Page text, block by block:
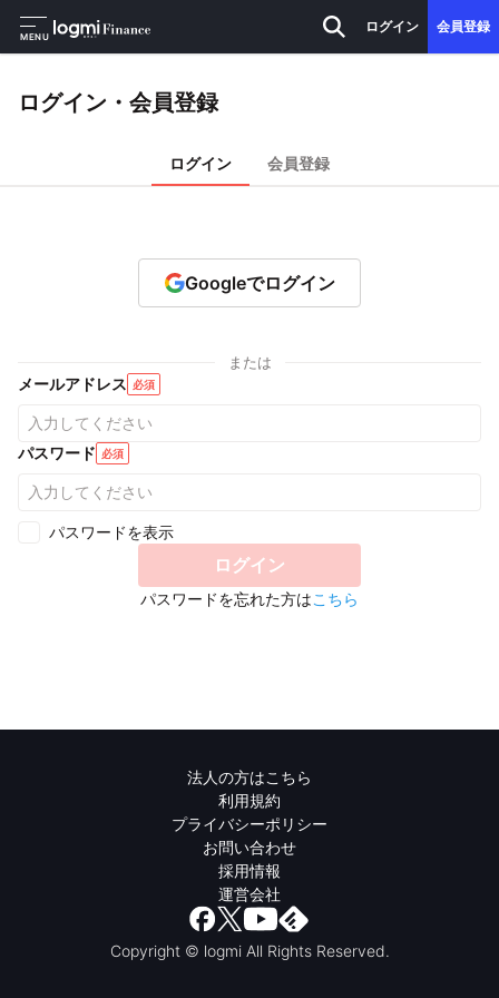
MENU
ログイン 会員登録
ログイン・会員登録
ログイン 会員登録
Googleでログイン
または
メールアドレス 必須
パスワード 必須
パスワードを表示
ログイン
パスワードを忘れた方はこちら
法人の方はこちら
利用規約
プライバシーポリシー
お問い合わせ
採用情報
運営会社
Copyright © logmi All Rights Reserved.